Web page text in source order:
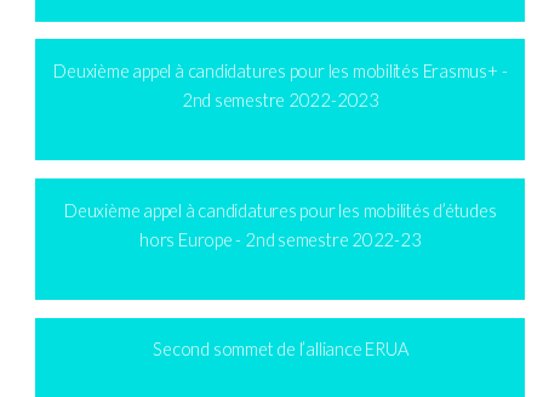
Deuxième appel à candidatures pour les mobilités Erasmus+ -
2nd semestre 2022-2023
Deuxième appel à candidatures pour les mobilités d’études
hors Europe - 2nd semestre 2022-23
Second sommet de l’alliance ERUA